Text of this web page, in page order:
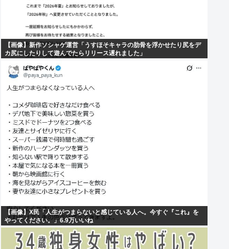
【画像】新作ソシャゲ運営「うすほそキャラの肋骨を浮かせたり尻をデ
カ尻にしたりして遊んでたらリリース遅れました」
【画像】X民「人生がつまらないと感じている人へ。今すぐ『これ』を
やってください。」6.9万いいね